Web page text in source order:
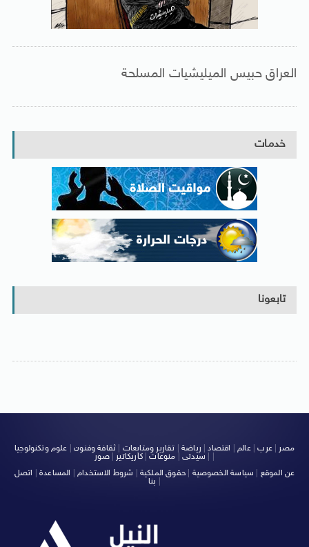
العراق حبيس الميليشيات المسلحة
خدمات
تابعونا
مصر |عرب|عالم| اقتصاد| رياضة تقارير ومتابعات ثقافة وفنون| علوم وتكنولوجيا
سيدتى| منوعات|كاريكاتير |صور
عن الموقع
سياسة الخصوصية حقوق الملكية شروط الاستخدام المساعدة
اتصل
بنا